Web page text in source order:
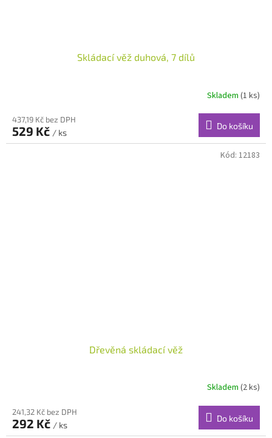
Skládací věž duhová, 7 dílů
Skladem (1 ks)
437,19 Kč bez DPH
529 Kč / ks
Do košíku
Dřevěná skládací věž
Skladem (2 ks)
241,32 Kč bez DPH
292 Kč / ks
Do košíku
Kód: 12183